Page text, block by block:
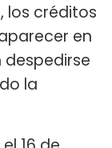
los créditos
en
la